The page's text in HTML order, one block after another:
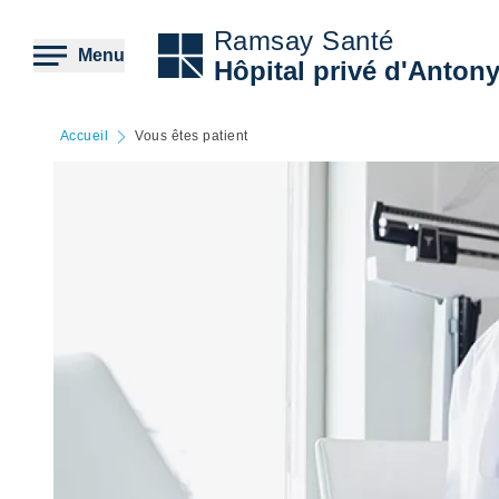
contenu
principal
Menu
Ramsay Santé
Hôpital privé d'Antony
Accueil Vous êtes patient